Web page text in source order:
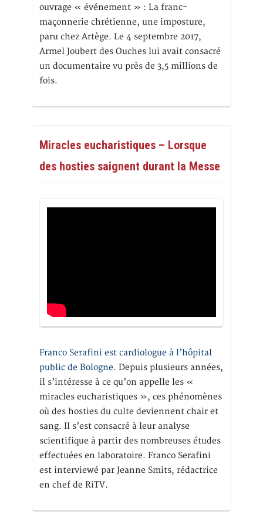
ouvrage « événement » : La franc-
maçonnerie chrétienne, une imposture,
paru chez Artège. Le 4 septembre 2017,
Armel Joubert des Ouches lui avait consacré
un documentaire vu près de 3,5 millions de
fois.
Miracles eucharistiques – Lorsque
des hosties saignent durant la Messe
Franco Serafini est cardiologue à l’hôpital
public de Bologne. Depuis plusieurs années,
il s’intéresse à ce qu’on appelle les «
miracles eucharistiques », ces phénomènes
où des hosties du culte deviennent chair et
sang. Il s’est consacré à leur analyse
scientifique à partir des nombreuses études
effectuées en laboratoire. Franco Serafini
est interviewé par Jeanne Smits, rédactrice
en chef de RiTV.